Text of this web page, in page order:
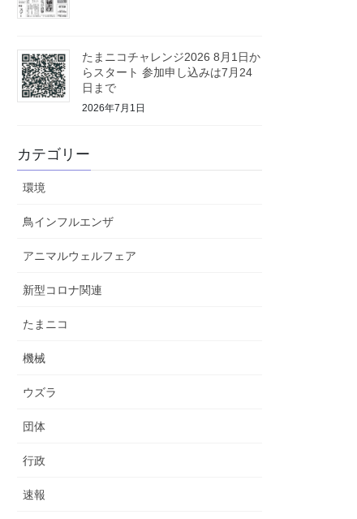
たまニコチャレンジ2026 8月1日か
らスタート 参加申し込みは7月24
日まで
2026年7月1日
カテゴリー
環境
鳥インフルエンザ
アニマルウェルフェア
新型コロナ関連
たまニコ
機械
ウズラ
団体
行政
速報